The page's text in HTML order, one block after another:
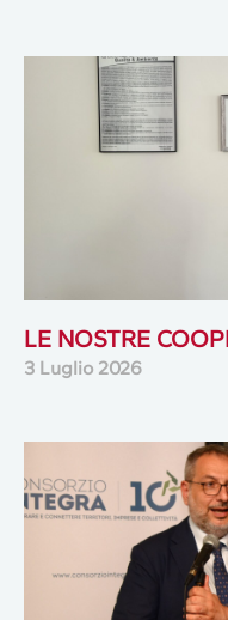
LE NOSTRE
3 Luglio 2026